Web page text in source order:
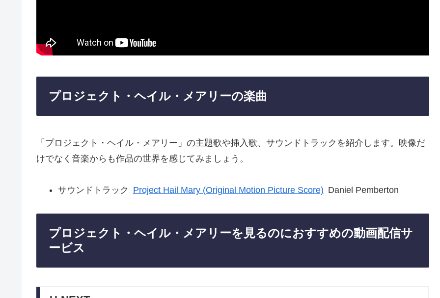
プロジェクト・ヘイル・メアリーの楽曲
「プロジェクト・ヘイル・メアリー」の主題歌や挿入歌、サウンドトラックを紹介します。映像だ
けでなく音楽からも作品の世界を感じてみましょう。
サウンドトラック Project Hail Mary (Original Motion Picture Score) Daniel Pemberton
プロジェクト・ヘイル・メアリーを見るのにおすすめの動画配信サ
ービス